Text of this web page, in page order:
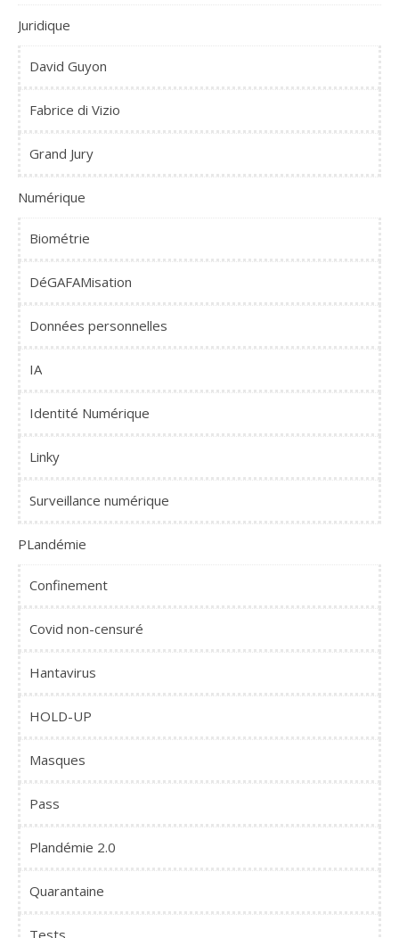
Juridique
David Guyon
Fabrice di Vizio
Grand Jury
Numérique
Biométrie
DéGAFAMisation
Données personnelles
IA
Identité Numérique
Linky
Surveillance numérique
PLandémie
Confinement
Covid non-censuré
Hantavirus
HOLD-UP
Masques
Pass
Plandémie 2.0
Quarantaine
Tests